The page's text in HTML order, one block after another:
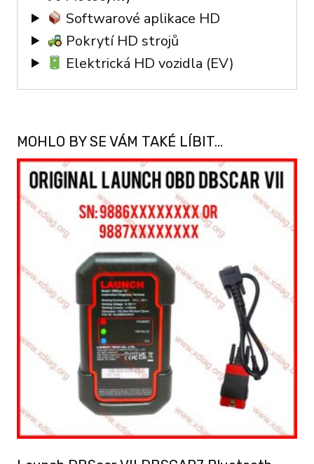
Softwarové aplikace HD
Pokrytí HD strojů
Elektrická HD vozidla (EV)
MOHLO BY SE VÁM TAKÉ LÍBIT…